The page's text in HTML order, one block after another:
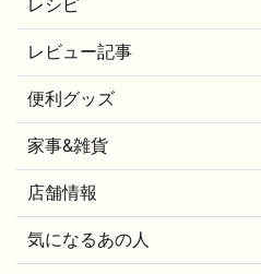
レシピ
レビュー記事
便利グッズ
家事&雑貨
店舗情報
気になるあの人